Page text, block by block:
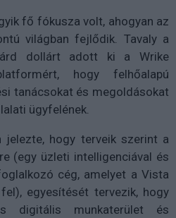
fő fókusza volt, ahogyan az
világban fejlődik. Tavaly a
dollárt adott ki a Wrike
hogy felhőalapú
tanácsokat és megoldásokat
ügyfelének.
jelezte, hogy terveik szerint a
(egy üzleti intelligenciával és
cég, amelyet a Vista
egyesítését tervezik, hogy
digitális munkaterület és